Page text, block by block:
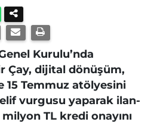
Kurulu’nda
Çay, dijital dönüşüm,
Temmuz atölyesini
vurgusu yaparak ilan-
milyon TL kredi onayını